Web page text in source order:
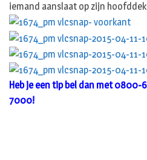
iemand aanslaat op zijn
Heb je een tip bel dan met
7000!